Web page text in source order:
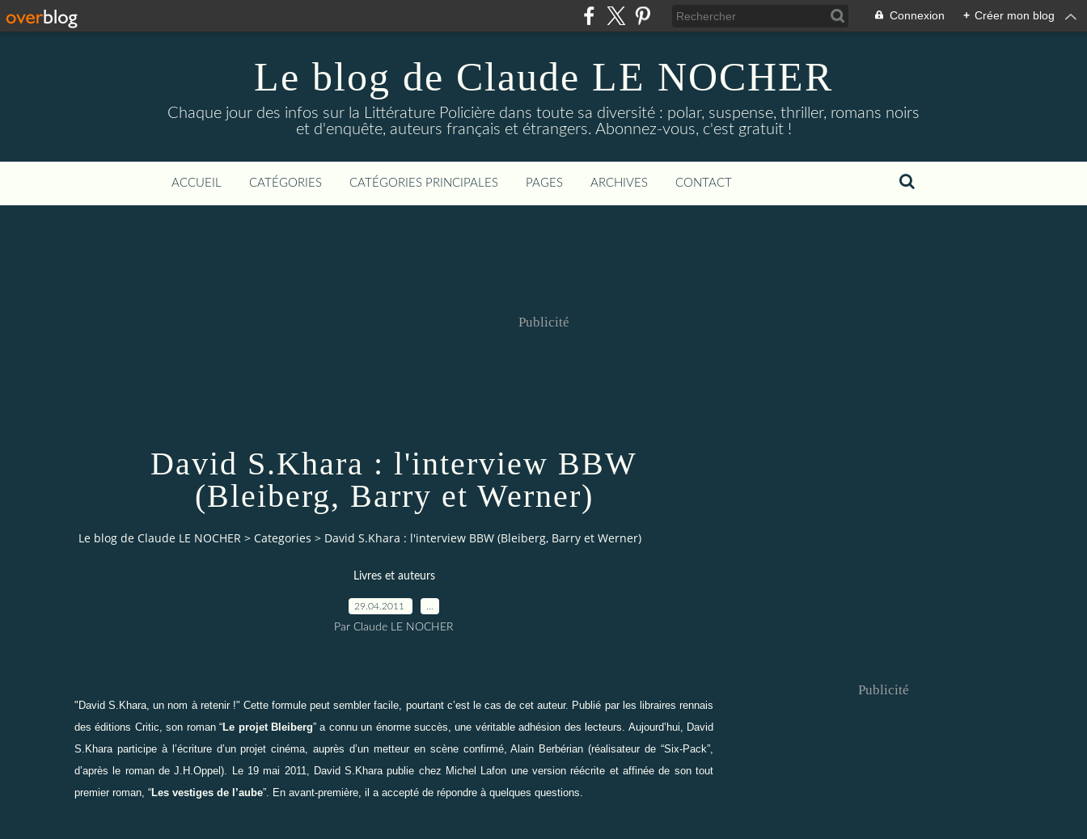
Connexion + Créer mon blog
Le blog de Claude LE NOCHER
Chaque jour des infos sur la Littérature Policière dans toute sa diversité : polar, suspense, thriller, romans noirs
et d'enquête, auteurs français et étrangers. Abonnez-vous, c'est gratuit !
ACCUEIL CATÉGORIES CATÉGORIES PRINCIPALES PAGES ARCHIVES CONTACT
Publicité
David S.Khara : l'interview BBW
(Bleiberg, Barry et Werner)
Le blog de Claude LE NOCHER > Categories > David S.Khara : l'interview BBW (Bleiberg, Barry et Werner)
Livres et auteurs
29.04.2011
Par Claude LE NOCHER
"David S.Khara, un nom à retenir !" Cette formule peut sembler facile, pourtant c’est le cas de cet auteur. Publié par les libraires rennais
des éditions Critic, son roman “Le projet Bleiberg” a connu un énorme succès, une véritable adhésion des lecteurs. Aujourd’hui, David
S.Khara participe à l’écriture d’un projet cinéma, auprès d’un metteur en scène confirmé, Alain Berbérian (réalisateur de “Six-Pack”
d’après le roman de J.H.Oppel). Le 19 mai 2011, David S.Khara publie chez Michel Lafon une version réécrite et affinée de son tout
premier roman, “Les vestiges de l’aube” . En avant-première, il a accepté de répondre à quelques questions.
Publicité